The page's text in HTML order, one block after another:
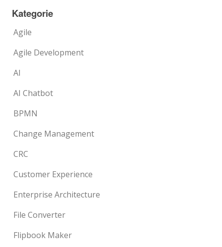
Kategorie
Agile
Agile Development
AI
AI Chatbot
BPMN
Change Management
CRC
Customer Experience
Enterprise Architecture
File Converter
Flipbook Maker